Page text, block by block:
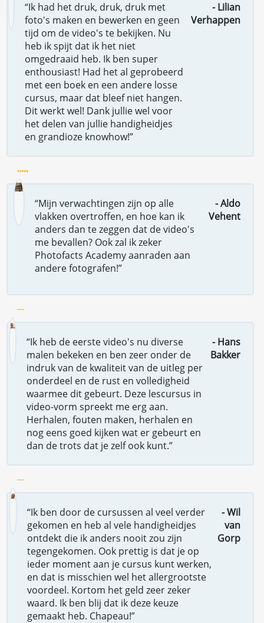
“Ik had het druk, druk, druk met
foto's maken en bewerken en geen
tijd om de video's te bekijken. Nu
heb ik spijt dat ik het niet
omgedraaid heb. Ik ben super
enthousiast! Had het al geprobeerd
met een boek en een andere losse
cursus, maar dat bleef niet hangen.
Dit werkt wel! Dank jullie wel voor
het delen van jullie handigheidjes
en grandioze knowhow!”
- Lilian
Verhappen
“Mijn verwachtingen zijn op alle
vlakken overtroffen, en hoe kan ik
anders dan te zeggen dat de video's
me bevallen? Ook zal ik zeker
Photofacts Academy aanraden aan
andere fotografen!”
- Aldo
Vehent
“Ik heb de eerste video's nu diverse
malen bekeken en ben zeer onder de
indruk van de kwaliteit van de uitleg per
onderdeel en de rust en volledigheid
waarmee dit gebeurt. Deze lescursus in
video-vorm spreekt me erg aan.
Herhalen, fouten maken, herhalen en
nog eens goed kijken wat er gebeurt en
dan de trots dat je zelf ook kunt.”
- Hans
Bakker
“Ik ben door de cursussen al veel verder
gekomen en heb al vele handigheidjes
ontdekt die ik anders nooit zou zijn
tegengekomen. Ook prettig is dat je op
ieder moment aan je cursus kunt werken,
en dat is misschien wel het allergrootste
voordeel. Kortom het geld zeer zeker
waard. Ik ben blij dat ik deze keuze
gemaakt heb. Chapeau!”
- Wil
van
Gorp